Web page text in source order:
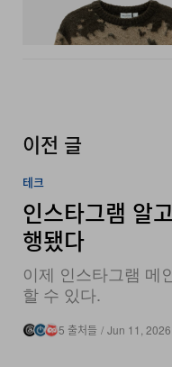
Mohair Splatter Sweater
쇼핑하기
이전 글
테크
인스타그램 알
행됐다
이제 인스타그램 메
할 수 있다.
5 출처들 / Jun 11, 2026